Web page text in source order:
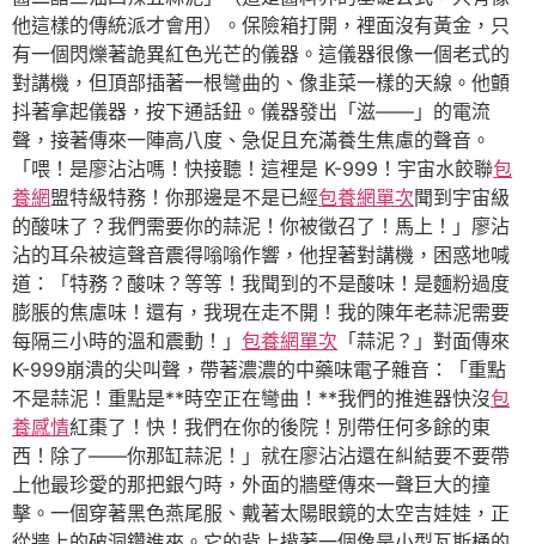
他這樣的傳統派才會用）。保險箱打開，裡面沒有黃金，只
有一個閃爍著詭異紅色光芒的儀器。這儀器很像一個老式的
對講機，但頂部插著一根彎曲的、像韭菜一樣的天線。他顫
抖著拿起儀器，按下通話鈕。儀器發出「滋——」的電流
聲，接著傳來一陣高八度、急促且充滿養生焦慮的聲音。
「喂！是廖沾沾嗎！快接聽！這裡是 K-999！宇宙水餃聯包
養網盟特級特務！你那邊是不是已經包養網單次聞到宇宙級
的酸味了？我們需要你的蒜泥！你被徵召了！馬上！」廖沾
沾的耳朵被這聲音震得嗡嗡作響，他捏著對講機，困惑地喊
道：「特務？酸味？等等！我聞到的不是酸味！是麵粉過度
膨脹的焦慮味！還有，我現在走不開！我的陳年老蒜泥需要
每隔三小時的溫和震動！」 包養網單次 「蒜泥？」對面傳來
K-999崩潰的尖叫聲，帶著濃濃的中藥味電子雜音：「重點
不是蒜泥！重點是**時空正在彎曲！**我們的推進器快沒包
養感情紅棗了！快！我們在你的後院！別帶任何多餘的東
西！除了——你那缸蒜泥！」就在廖沾沾還在糾結要不要帶
上他最珍愛的那把銀勺時，外面的牆壁傳來一聲巨大的撞
擊。一個穿著黑色燕尾服、戴著太陽眼鏡的太空吉娃娃，正